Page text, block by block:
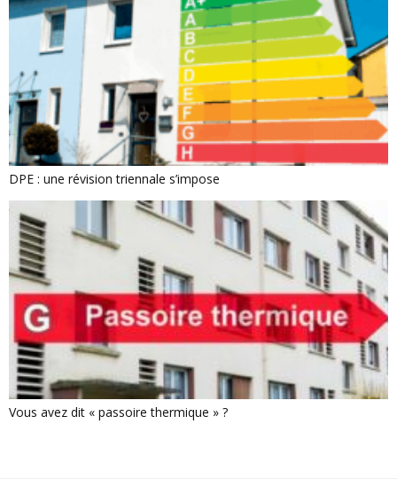
DPE : une révision triennale s’impose
Vous avez dit « passoire thermique » ?